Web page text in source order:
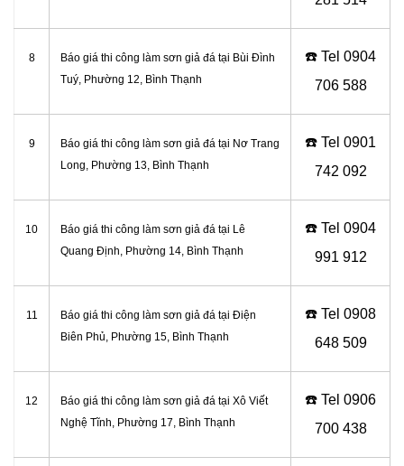
8
Báo giá thi công làm sơn giả đá tại Bùi Đình
Tuý, Phường 12, Bình Thạnh
☎️ Tel 0904
706 588
9
Báo giá thi công làm sơn giả đá tại Nơ Trang
Long, Phường 13, Bình Thạnh
☎️ Tel 0901
742 092
10
Báo giá thi công làm sơn giả đá tại Lê
Quang Định, Phường 14, Bình Thạnh
☎️ Tel 0904
991 912
11
Báo giá thi công làm sơn giả đá tại Điện
Biên Phủ, Phường 15, Bình Thạnh
☎️ Tel 0908
648 509
12
Báo giá thi công làm sơn giả đá tại Xô Viết
Nghệ Tĩnh, Phường 17, Bình Thạnh
☎️ Tel 0906
700 438